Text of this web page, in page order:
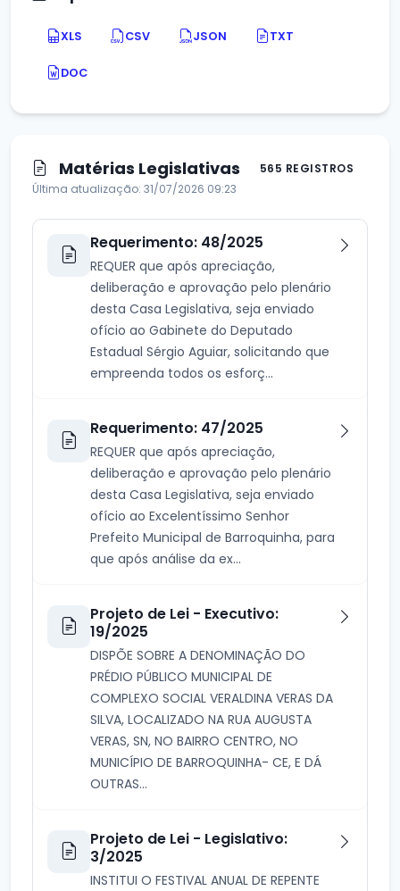
XLS CSV JSON TXT
DOC
Matérias Legislativas
565 REGISTROS
Última atualização: 31/07/2026 09:23
Requerimento: 48/2025
REQUER que após apreciação,
deliberação e aprovação pelo plenário
desta Casa Legislativa, seja enviado
ofício ao Gabinete do Deputado
Estadual Sérgio Aguiar, solicitando que
empreenda todos os esforç...
Requerimento: 47/2025
REQUER que após apreciação,
deliberação e aprovação pelo plenário
desta Casa Legislativa, seja enviado
ofício ao Excelentíssimo Senhor
Prefeito Municipal de Barroquinha, para
que após análise da ex...
Projeto de Lei - Executivo:
19/2025
DISPÕE SOBRE A DENOMINAÇÃO DO
PRÉDIO PÚBLICO MUNICIPAL DE
COMPLEXO SOCIAL VERALDINA VERAS DA
SILVA, LOCALIZADO NA RUA AUGUSTA
VERAS, SN, NO BAIRRO CENTRO, NO
MUNICÍPIO DE BARROQUINHA- CE, E DÁ
OUTRAS...
Projeto de Lei - Legislativo:
3/2025
INSTITUI O FESTIVAL ANUAL DE REPENTE